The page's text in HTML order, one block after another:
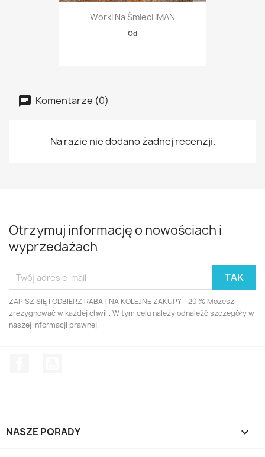
Worki Na Śmieci IMAN
Od
Komentarze (0)
Na razie nie dodano żadnej recenzji.
Otrzymuj informację o nowościach i
wyprzedażach
ZAPISZ SIĘ I ODBIERZ RABAT NA KOLEJNE ZAKUPY - 20 % Możesz
zrezygnować w każdej chwili. W tym celu należy odnaleźć szczegóły w
naszej informacji prawnej.
NASZE PORADY 